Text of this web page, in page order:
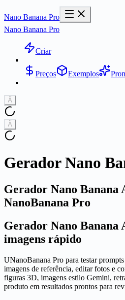
Nano Banana Pro
Nano Banana Pro
Criar
Preços Exemplos
Ã
Ã
Gerador Nano
Gerador Nano Banana
NanoBanana Pro
Gerador Nano
imagens rápido
UNanoBanana Pro para testar
imagens de referência, editar fotos e
figuras 3D, imagens estilo Gemini,
produto em resultados prontos para